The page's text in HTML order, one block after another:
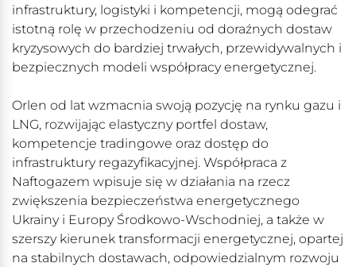
infrastruktury, logistyki i kompetencji, mogą odegrać
istotną rolę w przechodzeniu od doraźnych dostaw
kryzysowych do bardziej trwałych, przewidywalnych i
bezpiecznych modeli współpracy energetycznej.
Orlen od lat wzmacnia swoją pozycję na rynku gazu i
LNG, rozwijając elastyczny portfel dostaw,
kompetencje tradingowe oraz dostęp do
infrastruktury regazyfikacyjnej. Współpraca z
Naftogazem wpisuje się w działania na rzecz
zwiększenia bezpieczeństwa energetycznego
Ukrainy i Europy Środkowo-Wschodniej, a także w
szerszy kierunek transformacji energetycznej, opartej
na stabilnych dostawach, odpowiedzialnym rozwoju